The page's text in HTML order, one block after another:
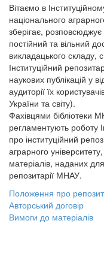
Вітаємо в
національного
зберігає,
постійний та вільний
викладацького складу,
Інституційний
наукових публікацій у
аудиторії їх
України та світу).
Фахівцями бібліотеки
регламентують роботу
про інституційний
аграрного
матеріалів, наданих
репозитарії МНАУ.
Положення про
Авторський договір
Вимоги до матеріалів